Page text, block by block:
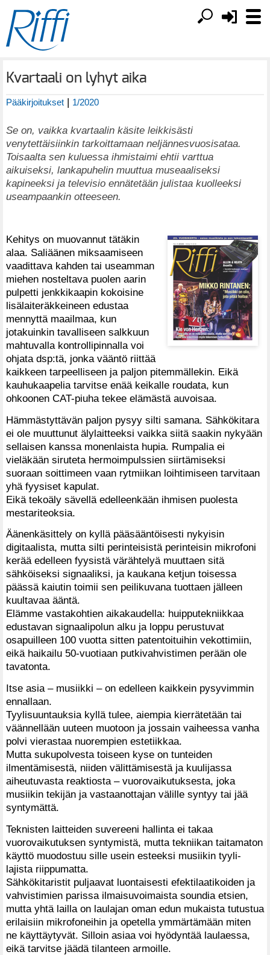
Kvartaali on lyhyt aika
Pääkirjoitukset | 1/2020
Se on, vaikka kvartaalin käsite leikkisästi
venytettäisiinkin tarkoittamaan neljännesvuosisataa.
Toisaalta sen kuluessa ihmistaimi ehtii varttua
aikuiseksi, lankapuhelin muuttua museaaliseksi
kapineeksi ja televisio ennätetään julistaa kuolleeksi
useampaankin otteeseen.
Kehitys on muovannut tätäkin
alaa. Saliäänen miksaamiseen
vaadittava kahden tai useamman
miehen nosteltava puolen aarin
pulpetti jenkkikaapin kokoisine
lisälaiteräkkeineen edustaa
mennyttä maailmaa, kun
jotakuinkin tavalliseen salkkuun
mahtuvalla kontrollipinnalla voi
ohjata dsp:tä, jonka vääntö riittää
kaikkeen tarpeelliseen ja paljon pitemmällekin. Eikä
kauhukaapelia tarvitse enää keikalle roudata, kun
ohkoonen CAT-piuha tekee elämästä auvoisaa.
Hämmästyttävän paljon pysyy silti samana. Sähkökitara
ei ole muuttunut älylaitteeksi vaikka siitä saakin nykyään
sellaisen kanssa monenlaista hupia. Rumpalia ei
vieläkään siruteta hermoimpulssien siirtämiseksi
suoraan soittimeen vaan rytmiikan loihtimiseen tarvitaan
yhä fyysiset kapulat.
Eikä tekoäly sävellä edelleenkään ihmisen puolesta
mestariteoksia.
Äänenkäsittely on kyllä pääsääntöisesti nykyisin
digitaalista, mutta silti perinteisistä perinteisin mikrofoni
kerää edelleen fyysistä värähtelyä muuttaen sitä
sähköiseksi signaaliksi, ja kaukana ketjun toisessa
päässä kaiutin toimii sen peilikuvana tuottaen jälleen
kuultavaa ääntä.
Elämme vastakohtien aikakaudella: huipputekniikkaa
edustavan signaalipolun alku ja loppu perustuvat
osapuilleen 100 vuotta sitten patentoituihin vekottimiin,
eikä haikailu 50-vuotiaan putkivahvistimen perään ole
tavatonta.
Itse asia – musiikki – on edelleen kaikkein pysyvimmin
ennallaan.
Tyylisuuntauksia kyllä tulee, aiempia kierrätetään tai
väännellään uuteen muotoon ja jossain vaiheessa vanha
polvi vierastaa nuorempien estetiikkaa.
Mutta sukupolvesta toiseen kyse on tunteiden
ilmentämisestä, niiden välittämisestä ja kuulijassa
aiheutuvasta reaktiosta – vuorovaikutuksesta, joka
musiikin tekijän ja vastaanottajan välille syntyy tai jää
syntymättä.
Teknisten laitteiden suvereeni hallinta ei takaa
vuorovaikutuksen syntymistä, mutta tekniikan taitamaton
käyttö muodostuu sille usein esteeksi musiikin tyyli-
lajista riippumatta.
Sähkökitaristit puljaavat luontaisesti efektilaatikoiden ja
vahvistimien parissa ilmaisuvoimaista soundia etsien,
mutta yhtä lailla on laulajan oman edun mukaista tutustua
erilaisiin mikrofoneihin ja opetella ymmärtämään miten
ne käyttäytyvät. Silloin asiaa voi hyödyntää laulaessa,
eikä tarvitse jäädä tilanteen armoille.